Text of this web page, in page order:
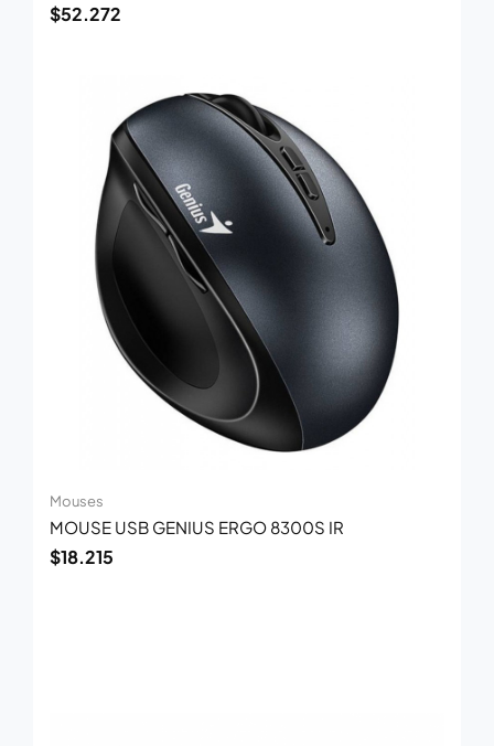
$52.272
Mouses
MOUSE USB GENIUS ERGO 8300S IR
$18.215